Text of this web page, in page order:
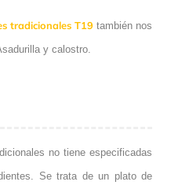
tradicionales T19 también nos
y calostro.
no tiene especificadas
Se trata de un plato de